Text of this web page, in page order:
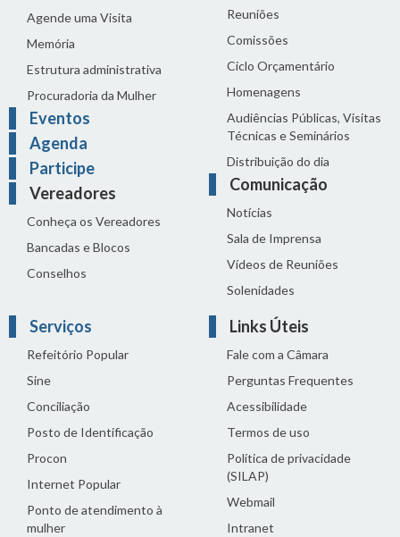
Agende uma Visita
Memória
Estrutura administrativa
Procuradoria da Mulher
Eventos
Agenda
Participe
Vereadores
Conheça os Vereadores
Bancadas e Blocos
Conselhos
Reuniões
Comissões
Ciclo Orçamentário
Homenagens
Audiências Públicas, Visitas
Técnicas e Seminários
Distribuição do dia
Comunicação
Notícias
Sala de Imprensa
Vídeos de Reuniões
Solenidades
Serviços
Refeitório Popular
Sine
Conciliação
Posto de Identificação
Procon
Internet Popular
Ponto de atendimento à
mulher
Links Úteis
Fale com a Câmara
Perguntas Frequentes
Acessibilidade
Termos de uso
Política de privacidade
(SILAP)
Webmail
Intranet